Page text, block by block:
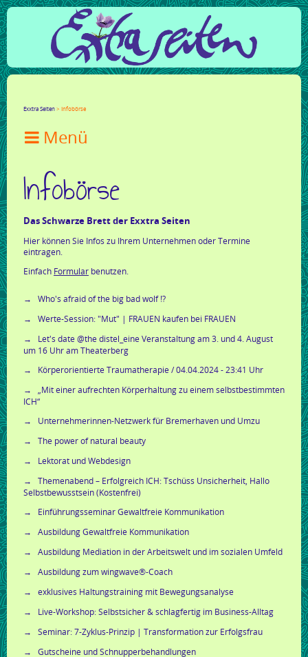
Exxtra Seiten Infobörse

Infobörse
Das Schwarze Brett der Exxtra Seiten
Hier können Sie Infos zu Ihrem Unternehmen oder Termine
eintragen.
Einfach Formular benutzen.
Who's afraid of the big bad wolf !?
Werte-Session: "Mut" | FRAUEN kaufen bei FRAUEN
Let's date @the distel_eine Veranstaltung am 3. und 4. August
um 16 Uhr am Theaterberg
Körperorientierte Traumatherapie / 04.04.2024 - 23:41 Uhr
„Mit einer aufrechten Körperhaltung zu einem selbstbestimmten
ICH“
Unternehmerinnen-Netzwerk für Bremerhaven und Umzu
The power of natural beauty
Lektorat und Webdesign
Themenabend – Erfolgreich ICH: Tschüss Unsicherheit, Hallo
Selbstbewusstsein (Kostenfrei)
Einführungsseminar Gewaltfreie Kommunikation
Ausbildung Gewaltfreie Kommunikation
Ausbildung Mediation in der Arbeitswelt und im sozialen Umfeld
Ausbildung zum wingwave®-Coach
exklusives Haltungstraining mit Bewegungsanalyse
Live-Workshop: Selbstsicher & schlagfertig im Business-Alltag
Seminar: 7-Zyklus-Prinzip | Transformation zur Erfolgsfrau
Gutscheine und Schnupperbehandlungen